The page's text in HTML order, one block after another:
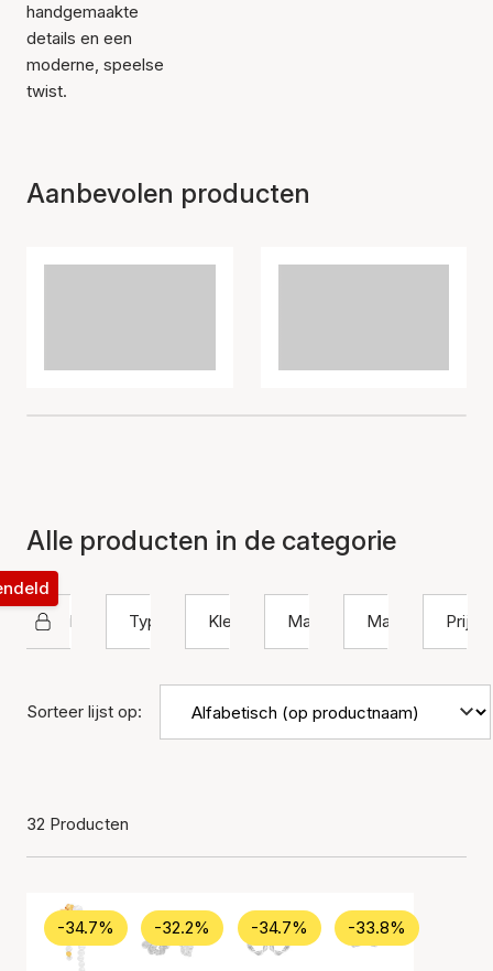
handgemaakte
details en een
moderne, speelse
twist.
Aanbevolen producten
Alle producten in de categorie
Hultquist Copenhagen
Type
Kleur Materiaal Maat Prijs
Sorteer lijst op:
32 Producten
-34.7% -32.2% -34.7% -33.8%